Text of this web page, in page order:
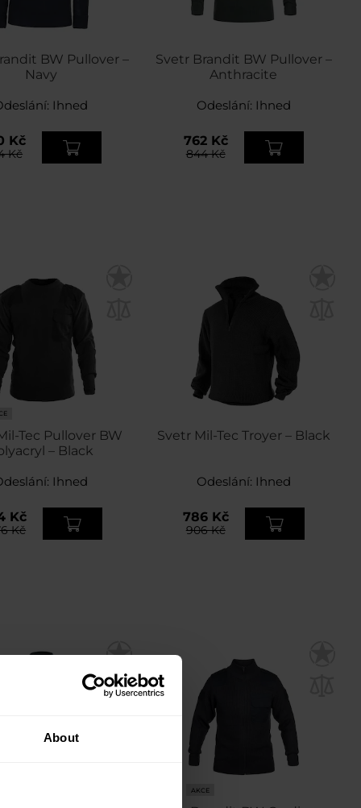
About
BW Pullover –
Navy
Ihned
Kč
Kč
Svetr Brandit BW Pullover –
Anthracite
Odeslání: Ihned
762 Kč
844 Kč
Tec Pullover BW
– Black
Ihned
Kč
Kč
Svetr Mil-Tec Troyer – Black
Odeslání: Ihned
786 Kč
906 Kč
AKCE